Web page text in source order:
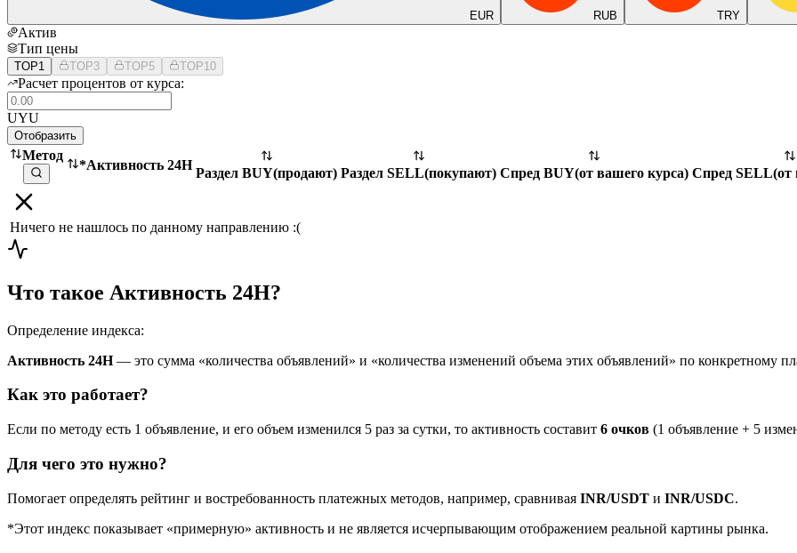
EUR RUB TRY
Актив
Тип цены
TOP1 TOP3 TOP5 TOP10
Расчет процентов от курса:
UYU
Отобразить
Метод
*Активность 24H
Раздел BUY(продают) Раздел SELL(покупают) Спред BUY(от вашего курса) Спред SELL(от
Ничего не нашлось по данному направлению :(
Что такое Активность 24H?
Определение индекса:
Активность 24H— это сумма «количества объявлений» и «количества изменений объема этих объявлений» по конкретному
Как это работает?
Если по методу есть 1 объявление, и его объем изменился 5 раз за сутки, то активность составит 6 очков (1 объявление + 5
Для чего это нужно?
Помогает определять рейтинг и востребованность платежных методов, например, сравнивая INR/USDT и INR/USDC.
*Этот индекс показывает «примерную» активность и не является исчерпывающим отображением реальной картины рынка.